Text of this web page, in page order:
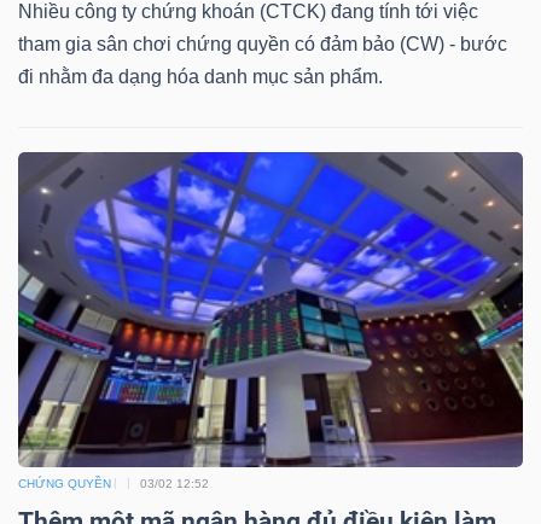
Nhiều công ty chứng khoán (CTCK) đang tính tới việc
tham gia sân chơi chứng quyền có đảm bảo (CW) - bước
đi nhằm đa dạng hóa danh mục sản phẩm.
CHỨNG QUYỀN 03/02 12:52
BẤT
ĐỘNG
SẢN
Mã
chứng
khoán
(-)
Tất cả Cổ phiếu Chỉ số Chứng chỉ quỹ Chứng
Lãnh
đạo
(-)
Tất cả Người nội bộ